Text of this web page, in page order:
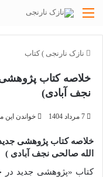
منو
نازک نارنجی ) کتاب
خلاصه کتاب
نجف آبادی)
7 مرداد 1404 خواندن این مطلب 12
خلاصه کتاب پژوهشی
الله صالحی نجف آبادی )
کتاب «پژوهشی جدید در